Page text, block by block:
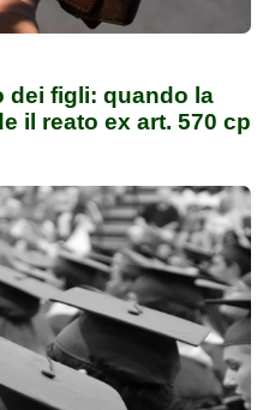
dei figli: quando la
il reato ex art. 570 cp